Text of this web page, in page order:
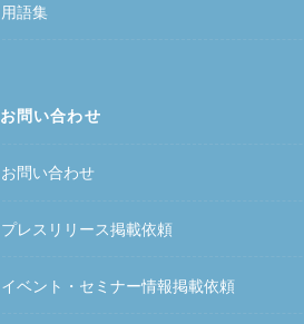
用語集
お問い合わせ
お問い合わせ
プレスリリース掲載依頼
イベント・セミナー情報掲載依頼